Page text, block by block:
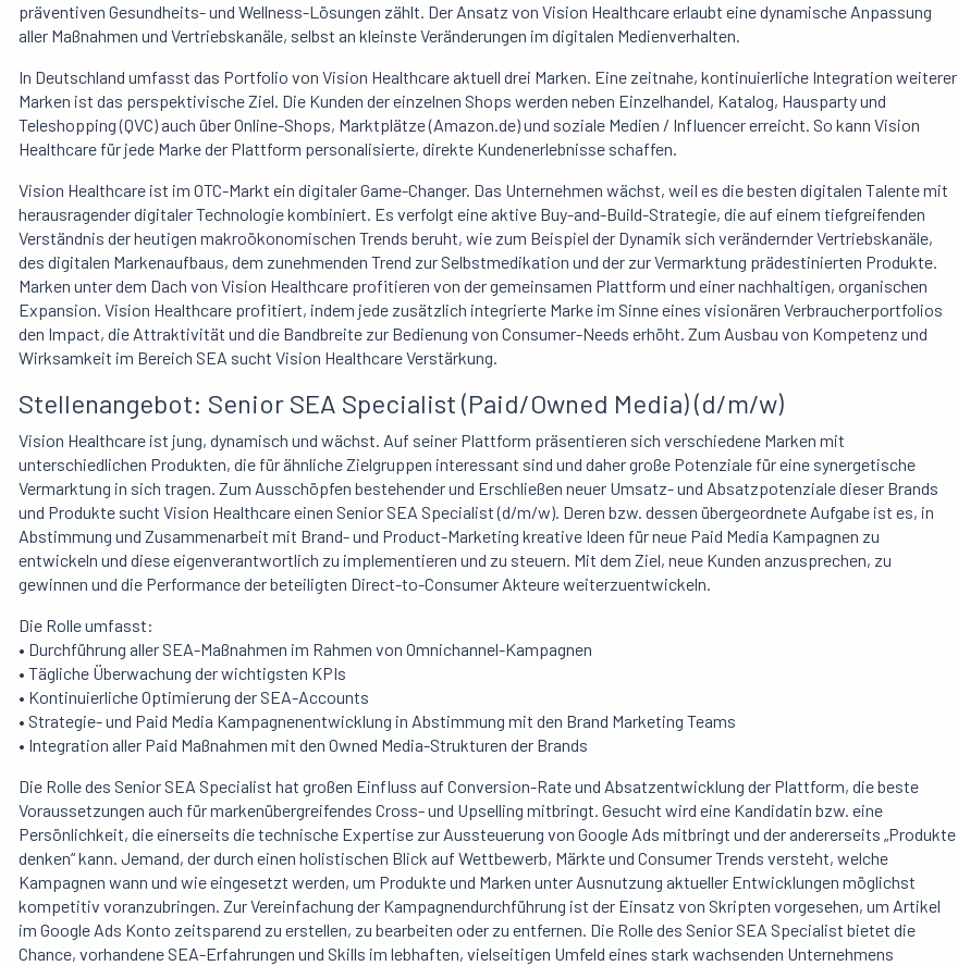
präventiven Gesundheits- und Wellness-Lösungen zählt. Der Ansatz von Vision Healthcare erlaubt eine dynamische Anpassung
aller Maßnahmen und Vertriebskanäle, selbst an kleinste Veränderungen im digitalen Medienverhalten.
In Deutschland umfasst das Portfolio von Vision Healthcare aktuell drei Marken. Eine zeitnahe, kontinuierliche Integration weiterer
Marken ist das perspektivische Ziel. Die Kunden der einzelnen Shops werden neben Einzelhandel, Katalog, Hausparty und
Teleshopping (QVC) auch über Online-Shops, Marktplätze (Amazon.de) und soziale Medien / Influencer erreicht. So kann Vision
Healthcare für jede Marke der Plattform personalisierte, direkte Kundenerlebnisse schaffen.
Vision Healthcare ist im OTC-Markt ein digitaler Game-Changer. Das Unternehmen wächst, weil es die besten digitalen Talente mit
herausragender digitaler Technologie kombiniert. Es verfolgt eine aktive Buy-and-Build-Strategie, die auf einem tiefgreifenden
Verständnis der heutigen makroökonomischen Trends beruht, wie zum Beispiel der Dynamik sich verändernder Vertriebskanäle,
des digitalen Markenaufbaus, dem zunehmenden Trend zur Selbstmedikation und der zur Vermarktung prädestinierten Produkte.
Marken unter dem Dach von Vision Healthcare profitieren von der gemeinsamen Plattform und einer nachhaltigen, organischen
Expansion. Vision Healthcare profitiert, indem jede zusätzlich integrierte Marke im Sinne eines visionären Verbraucherportfolios
den Impact, die Attraktivität und die Bandbreite zur Bedienung von Consumer-Needs erhöht. Zum Ausbau von Kompetenz und
Wirksamkeit im Bereich SEA sucht Vision Healthcare Verstärkung.
Stellenangebot: Senior SEA Specialist (Paid/Owned Media) (d/m/w)
Vision Healthcare ist jung, dynamisch und wächst. Auf seiner Plattform präsentieren sich verschiedene Marken mit
unterschiedlichen Produkten, die für ähnliche Zielgruppen interessant sind und daher große Potenziale für eine synergetische
Vermarktung in sich tragen. Zum Ausschöpfen bestehender und Erschließen neuer Umsatz- und Absatzpotenziale dieser Brands
und Produkte sucht Vision Healthcare einen Senior SEA Specialist (d/m/w). Deren bzw. dessen übergeordnete Aufgabe ist es, in
Abstimmung und Zusammenarbeit mit Brand- und Product-Marketing kreative Ideen für neue Paid Media Kampagnen zu
entwickeln und diese eigenverantwortlich zu implementieren und zu steuern. Mit dem Ziel, neue Kunden anzusprechen, zu
gewinnen und die Performance der beteiligten Direct-to-Consumer Akteure weiterzuentwickeln.
Die Rolle umfasst:
• Durchführung aller SEA-Maßnahmen im Rahmen von Omnichannel-Kampagnen
• Tägliche Überwachung der wichtigsten KPIs
• Kontinuierliche Optimierung der SEA-Accounts
• Strategie- und Paid Media Kampagnenentwicklung in Abstimmung mit den Brand Marketing Teams
• Integration aller Paid Maßnahmen mit den Owned Media-Strukturen der Brands
Die Rolle des Senior SEA Specialist hat großen Einfluss auf Conversion-Rate und Absatzentwicklung der Plattform, die beste
Voraussetzungen auch für markenübergreifendes Cross- und Upselling mitbringt. Gesucht wird eine Kandidatin bzw. eine
Persönlichkeit, die einerseits die technische Expertise zur Aussteuerung von Google Ads mitbringt und der andererseits „Produkte
denken“ kann. Jemand, der durch einen holistischen Blick auf Wettbewerb, Märkte und Consumer Trends versteht, welche
Kampagnen wann und wie eingesetzt werden, um Produkte und Marken unter Ausnutzung aktueller Entwicklungen möglichst
kompetitiv voranzubringen. Zur Vereinfachung der Kampagnendurchführung ist der Einsatz von Skripten vorgesehen, um Artikel
im Google Ads Konto zeitsparend zu erstellen, zu bearbeiten oder zu entfernen. Die Rolle des Senior SEA Specialist bietet die
Chance, vorhandene SEA-Erfahrungen und Skills im lebhaften, vielseitigen Umfeld eines stark wachsenden Unternehmens